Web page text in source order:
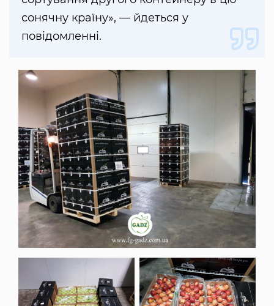
сонячну країну», — йдеться у
повідомленні.